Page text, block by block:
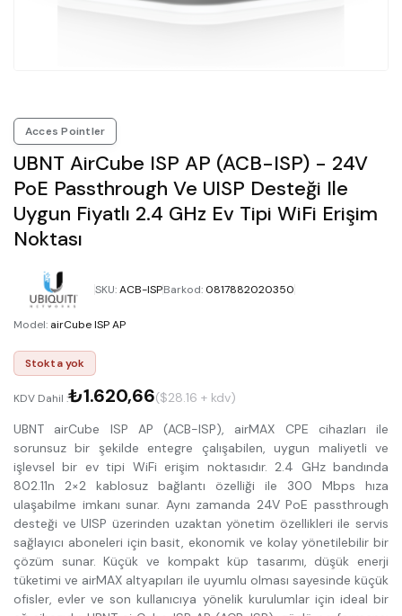
Acces Pointler
UBNT AirCube ISP AP (ACB-ISP) - 24V
PoE Passthrough Ve UISP Desteği Ile
Uygun Fiyatlı 2.4 GHz Ev Tipi WiFi Erişim
Noktası
SKU:ACB-ISPBarkod: 0817882020350
Model: airCube ISP AP
Stokta yok
KDV Dahil :₺1.620,66($28.16 + kdv)
UBNT airCube ISP AP (ACB-ISP), airMAX CPE cihazları ile
sorunsuz bir şekilde entegre çalışabilen, uygun maliyetli ve
işlevsel bir ev tipi WiFi erişim noktasıdır. 2.4 GHz bandında
802.11n 2×2 kablosuz bağlantı özelliği ile 300 Mbps hıza
ulaşabilme imkanı sunar. Aynı zamanda 24V PoE passthrough
desteği ve UISP üzerinden uzaktan yönetim özellikleri ile servis
sağlayıcı aboneleri için basit, ekonomik ve kolay yönetilebilir bir
çözüm sunar. Küçük ve kompakt küp tasarımı, düşük enerji
tüketimi ve airMAX altyapıları ile uyumlu olması sayesinde küçük
ofisler, evler ve son kullanıcıya yönelik kurulumlar için ideal bir